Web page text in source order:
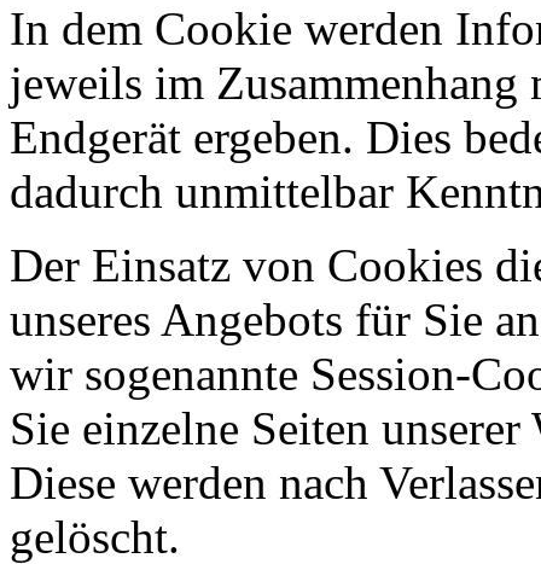
In dem Cookie werden
jeweils im Zusammenhang
Endgerät ergeben. Dies
dadurch unmittelbar
Der Einsatz von Cookies
unseres Angebots für Sie
wir sogenannte Session-
Sie einzelne Seiten
Diese werden nach
gelöscht.